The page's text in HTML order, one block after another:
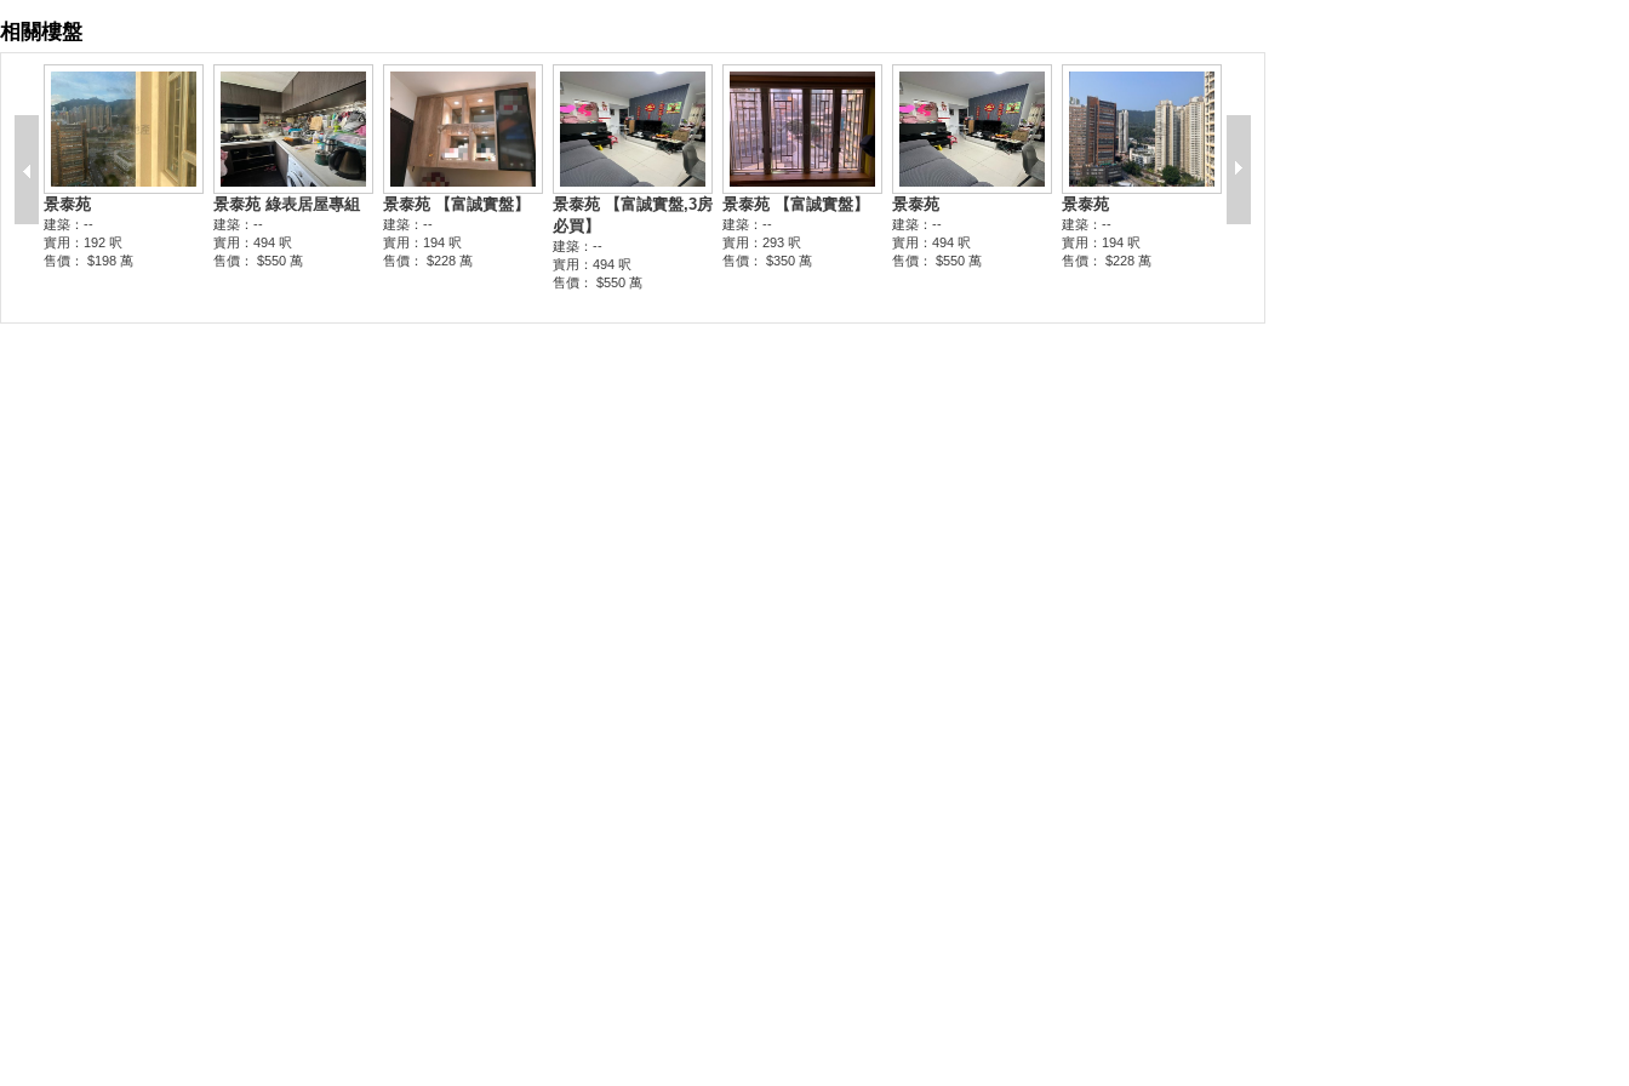
相關樓盤
景泰苑
建築：--
實用：192 呎
售價： $198 萬
景泰苑 綠表居屋專組
建築：--
實用：494 呎
售價： $550 萬
景泰苑 【富誠實盤】
建築：--
實用：194 呎
售價： $228 萬
景泰苑 【富誠實盤,3房
必買】
建築：--
實用：494 呎
售價： $550 萬
景泰苑 【富誠實盤】
建築：--
實用：293 呎
售價： $350 萬
景泰苑
建築：--
實用：494 呎
售價： $550 萬
景泰苑
建築：--
實用：194 呎
售價： $228 萬